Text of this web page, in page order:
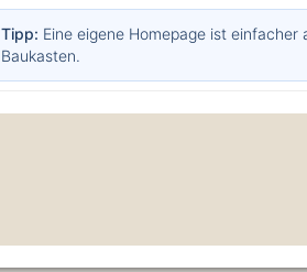
Tipp: Eine eigene Homepage ist
Baukasten.